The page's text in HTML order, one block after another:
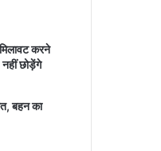
करने
छोड़ेंगे
बहन का